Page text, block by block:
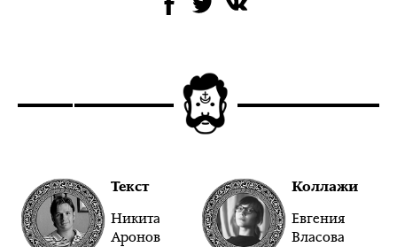
Текст
Никита
Аронов
Коллажи
Евгения
Власова